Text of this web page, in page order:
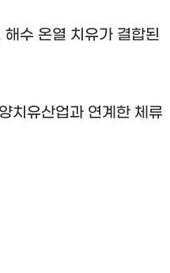
해수 온열 치유가 결합된
치유산업과 연계한 체류